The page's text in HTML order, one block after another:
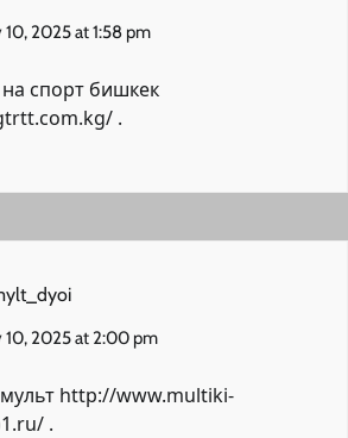
10, 2025 at 1:58 pm
на спорт бишкек
.
10, 2025 at 2:00 pm
http://www.multiki-
.